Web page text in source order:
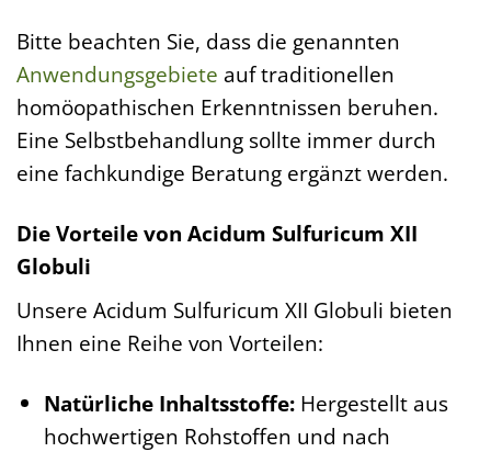
Bitte beachten Sie, dass die genannten
Anwendungsgebiete auf traditionellen
homöopathischen Erkenntnissen beruhen.
Eine Selbstbehandlung sollte immer durch
eine fachkundige Beratung ergänzt werden.
Die Vorteile von Acidum Sulfuricum XII
Globuli
Unsere Acidum Sulfuricum XII Globuli bieten
Ihnen eine Reihe von Vorteilen:
Natürliche Inhaltsstoffe:Hergestellt aus
hochwertigen Rohstoffen und nach